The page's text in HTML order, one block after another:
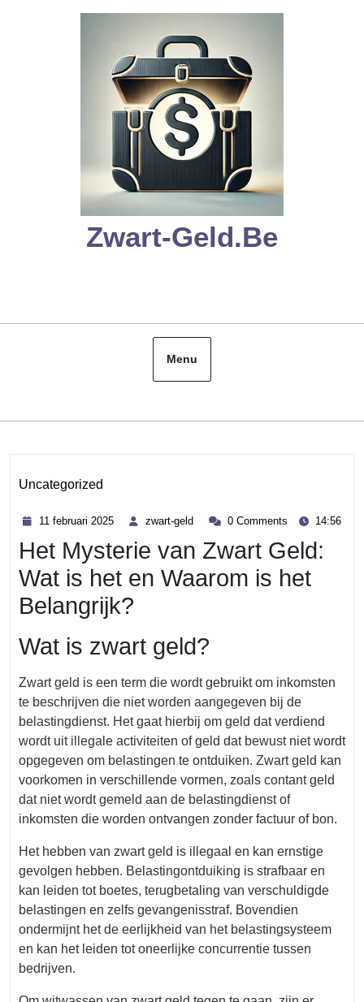
Zwart-Geld.be
Menu
Uncategorized
11 februari 2025
2025
zwart-geld
zwart- 0 Comments 14:56
Het Mysterie van Zwart Geld:
Wat is het en Waarom is het
Belangrijk?
Wat is zwart geld?
Zwart geld is een term die wordt gebruikt om inkomsten
te beschrijven die niet worden aangegeven bij de
belastingdienst. Het gaat hierbij om geld dat verdiend
wordt uit illegale activiteiten of geld dat bewust niet wordt
opgegeven om belastingen te ontduiken. Zwart geld kan
voorkomen in verschillende vormen, zoals contant geld
dat niet wordt gemeld aan de belastingdienst of
inkomsten die worden ontvangen zonder factuur of bon.
Het hebben van zwart geld is illegaal en kan ernstige
gevolgen hebben. Belastingontduiking is strafbaar en
kan leiden tot boetes, terugbetaling van verschuldigde
belastingen en zelfs gevangenisstraf. Bovendien
ondermijnt het de eerlijkheid van het belastingsysteem
en kan het leiden tot oneerlijke concurrentie tussen
bedrijven.